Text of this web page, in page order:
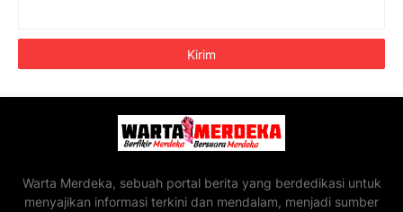
Warta Merdeka, sebuah portal berita yang berdedikasi untuk
menyajikan informasi terkini dan mendalam, menjadi sumber